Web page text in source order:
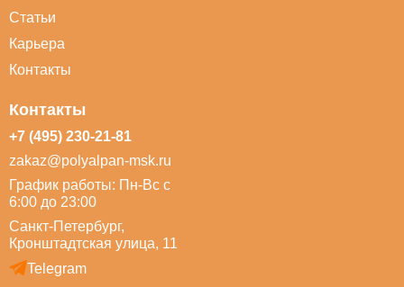
Статьи
Карьера
Контакты
Контакты
+7 (495) 230-21-81
zakaz@polyalpan-msk.ru
График работы: Пн-Вс с
6:00 до 23:00
Санкт-Петербург,
Кронштадтская улица, 11
Telegram